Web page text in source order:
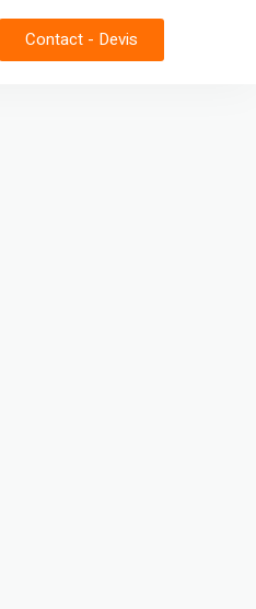
Contact - Devis